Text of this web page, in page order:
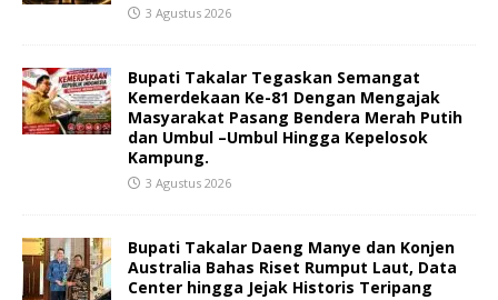
3 Agustus 2026
Bupati Takalar Tegaskan Semangat
Kemerdekaan Ke-81 Dengan Mengajak
Masyarakat Pasang Bendera Merah Putih
dan Umbul –Umbul Hingga Kepelosok
Kampung.
3 Agustus 2026
Bupati Takalar Daeng Manye dan Konjen
Australia Bahas Riset Rumput Laut, Data
Center hingga Jejak Historis Teripang